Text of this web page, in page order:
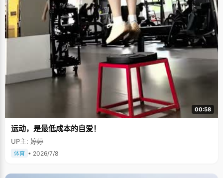
00:58
运动，是最低成本的自爱！
UP主: 婷婷
体育 • 2026/7/8